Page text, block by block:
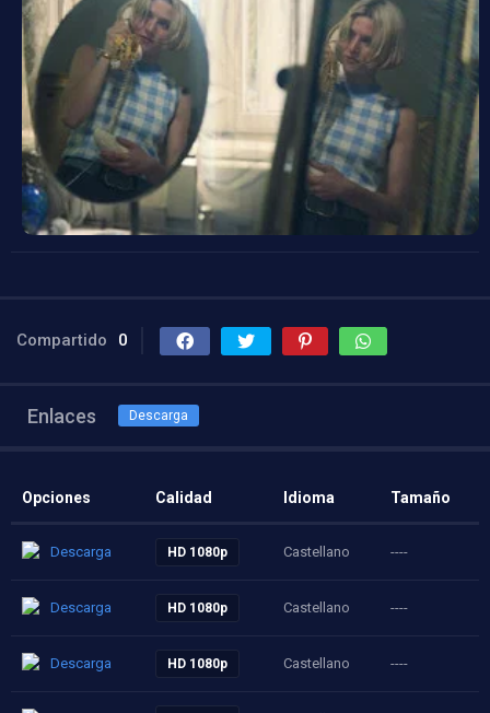
Compartido 0
Enlaces Descarga
Opciones Calidad Idioma Tamaño
Descarga HD 1080p Castellano ----
Descarga HD 1080p Castellano ----
Descarga HD 1080p Castellano ----